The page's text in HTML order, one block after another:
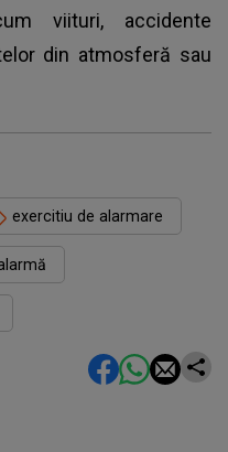
viituri, accidente
din atmosferă sau
exercitiu de alarmare